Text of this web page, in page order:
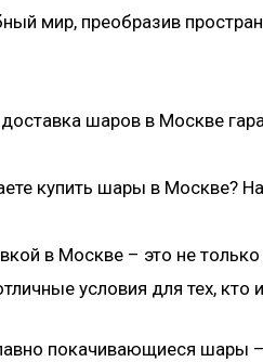
мир, преобразив
шаров в Москве
купить шары в Москве?
в Москве – это не
условия для тех, кто
покачивающиеся